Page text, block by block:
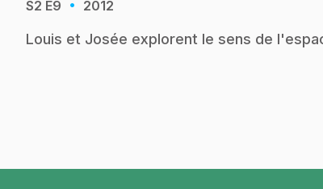
S2 E9 2012
Louis et Josée explorent le sens de